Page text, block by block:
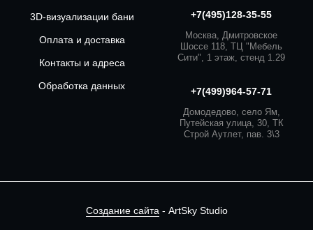
3D-визуализации бани
Оплата и доставка
Контакты и адреса
Обработка данных
+7(495)128-35-55
Москва, Дмитровское
Шоссе 118, ТЦ "Мебель
Сити", 1 этаж, стенд 1.29
+7(499)964-57-71
Домодедово, село Ям,
Путейская улица, 30, ТК
Строй Аутлет, пав. 3\3
Создание сайта - ArtSky Studio